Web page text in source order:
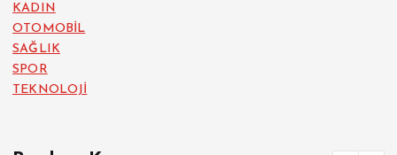
KADIN
OTOMOBİL
SAĞLIK
SPOR
TEKNOLOJİ